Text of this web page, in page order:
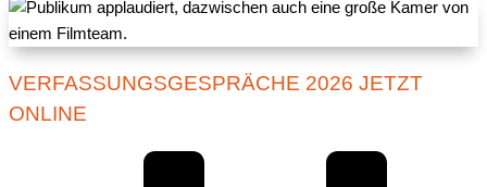
VERFASSUNGSGESPRÄCHE 2026 JETZT
ONLINE